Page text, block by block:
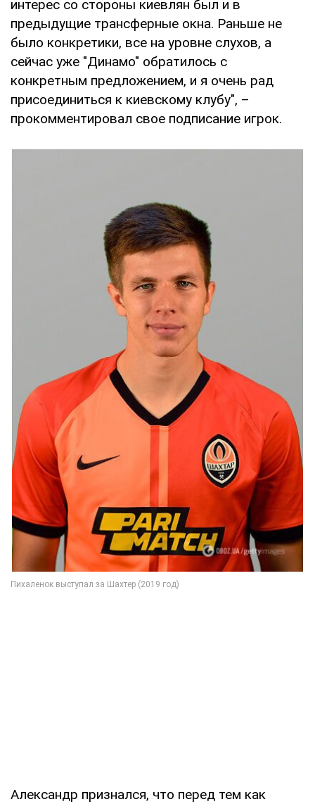
интерес со стороны киевлян был и в
предыдущие трансферные окна. Раньше не
было конкретики, все на уровне слухов, а
сейчас уже "Динамо" обратилось с
конкретным предложением, и я очень рад
присоединиться к киевскому клубу", –
прокомментировал свое подписание игрок.
Александр признался, что перед тем как